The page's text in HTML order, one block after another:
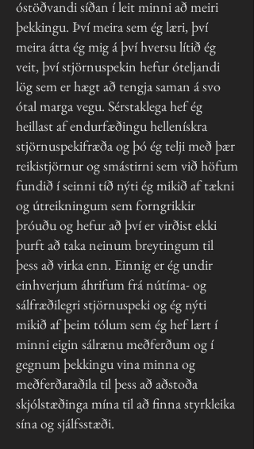
óstöðvandi síðan í leit minni að meiri
þekkingu. Því meira sem ég læri, því
meira átta ég mig á því hversu lítið ég
veit, því stjörnuspekin hefur óteljandi
lög sem er hægt að tengja saman á svo
ótal marga vegu. Sérstaklega hef ég
heillast af endurfæðingu hellenískra
stjörnuspekifræða​ og þó ég telji með þær
reikistjörnur og smástirni sem við höfum
fundið í seinni tíð nýti ég mikið af tækni
og útreikningum sem forngrikkir
þróuðu og hefur að því er virðist ekki
þurft að taka neinum breytingum til
þess að virka enn. Einnig er ég undir
einhverjum áhrifum frá nútíma- og
sálfræðilegri stjörnuspeki og ég nýti
mikið af þeim tólum sem ég hef lært í
minni eigin sálrænu meðferðum og í
gegnum þekkingu vina minna og
meðferðaraðila til þess að aðstoða
skjólstæðinga mína til að finna styrkleika
sína og sjálfsstæði.